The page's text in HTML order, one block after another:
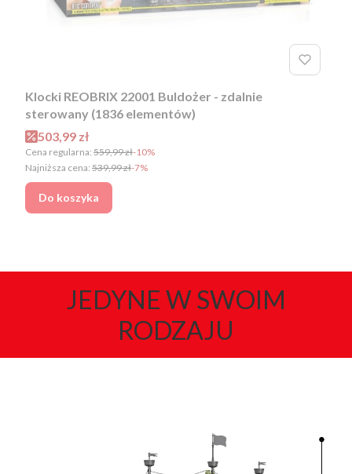
Klocki REOBRIX 22001 Buldożer - zdalnie
sterowany (1836 elementów)
Cena promocyjna
503,99 zł
Cena regularna: 559,99 zł-10%
Najniższa cena: 539,99 zł-7%
Do koszyka
JEDYNE W SWOIM
RODZAJU